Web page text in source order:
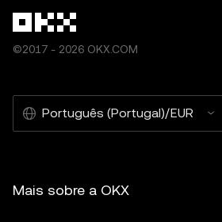
©2017 - 2026 OKX.COM
Português (Portugal)/EUR
Mais sobre a OKX